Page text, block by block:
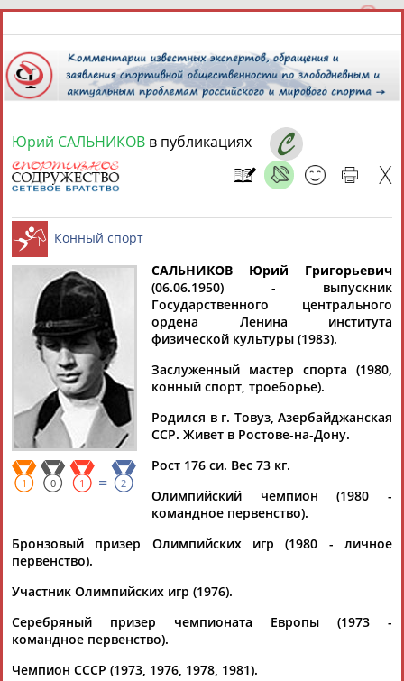
9 августа 2026 года,
СПОРТСМЕНЫ, ТРЕНЕРЫ И СПЕЦИАЛИСТЫ
Найдено: 1персона Расширенный поиск
Юрий
САЛЬНИКОВ
Ваш запрос: "Юрий САЛЬНИКОВ"
Документы 1-10 из 29 найденных уникальных документов
...Чичерова, Даниил Медведев, Елена Вяльбе, Шамиль
Тарпищев,
Юрий
Семин и многие другие спортсмены и
тренеры, которые не... ...Шамиль Тарпищев,
четырехкратный Олимпийский чемпион Владимир
Сальников, журналист и писатель Всеволод Кукушкин и
Юрий САЛЬНИКОВ в публикациях
Конный спорт
1 0 1 = 2
САЛЬНИКОВ Юрий Григорьевич
(06.06.1950) - выпускник
Государственного центрального
ордена Ленина института
физической культуры (1983).
Заслуженный мастер спорта (1980,
конный спорт, троеборье).
Родился в г. Товуз, Азербайджанская
ССР. Живет в Ростове-на-Дону.
Рост 176 си. Вес 73 кг.
Олимпийский чемпион (1980 -
командное первенство).
Бронзовый призер Олимпийских игр (1980 - личное
первенство).
Участник Олимпийских игр (1976).
Серебряный призер чемпионата Европы (1973 -
командное первенство).
Чемпион СССР (1973, 1976, 1978, 1981).